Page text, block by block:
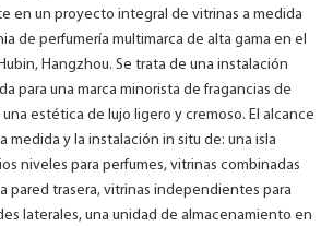
en un proyecto integral de vitrinas a medida
de perfumería multimarca de alta gama en el
Hangzhou. Se trata de una instalación
para una marca minorista de fragancias de
estética de lujo ligero y cremoso. El alcance
medida y la instalación in situ de: una isla
niveles para perfumes, vitrinas combinadas
pared trasera, vitrinas independientes para
laterales, una unidad de almacenamiento en